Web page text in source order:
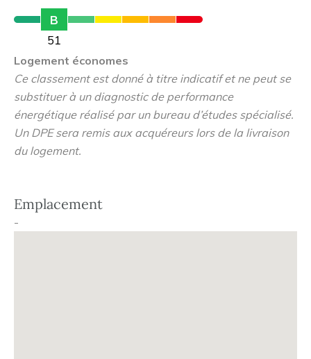
B
51
Logement économes
Ce classement est donné à titre indicatif et ne peut se
substituer à un diagnostic de performance
énergétique réalisé par un bureau d’études spécialisé.
Un DPE sera remis aux acquéreurs lors de la livraison
du logement.
Emplacement
-